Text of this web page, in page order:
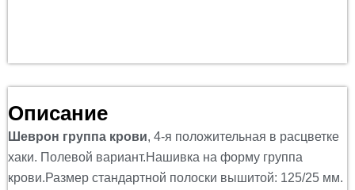
Описание
Шеврон группа крови, 4-я положительная в расцветке
хаки. Полевой вариант.Нашивка на форму группа
крови.Размер стандартной полоски вышитой: 125/25 мм.